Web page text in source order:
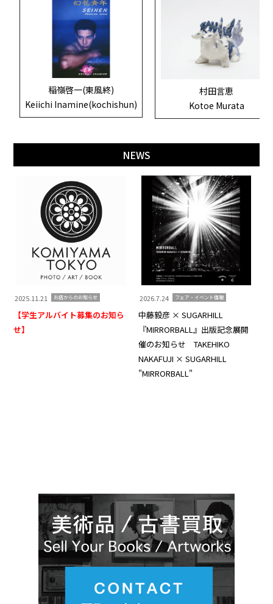
稲嶺啓一(東風終)
Keiichi Inamine(kochishun)
村田言恵
Kotoe Murata
NEWS
2025.11.21 お店からのお知らせ
【学生アルバイト募集のお知ら
せ】
2026.7.24 フェア・イベント情報
中藤毅彦 × SUGARHILL
『MIRRORBALL』出版記念展開
催のお知らせ TAKEHIKO
NAKAFUJI × SUGARHILL
"MIRRORBALL"